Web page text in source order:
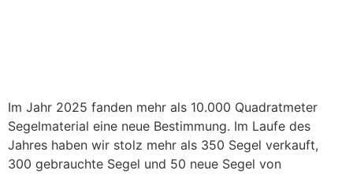
Im Jahr 2025 fanden mehr als 10.000 Quadratmeter
Segelmaterial eine neue Bestimmung. Im Laufe des
Jahres haben wir stolz mehr als 350 Segel verkauft,
300 gebrauchte Segel und 50 neue Segel von